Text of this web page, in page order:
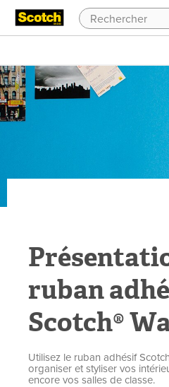
ruban
Scotch®
Utilisez le ruban adhésif
organiser et styliser vos
encore vos salles de classe.